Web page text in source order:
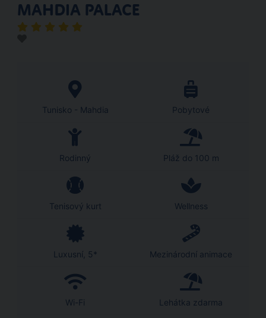
MAHDIA PALACE
Tunisko - Mahdia Pobytové
Rodinný Pláž do 100 m
Tenisový kurt Wellness
Luxusní, 5* Mezinárodní animace
Wi-Fi Lehátka zdarma